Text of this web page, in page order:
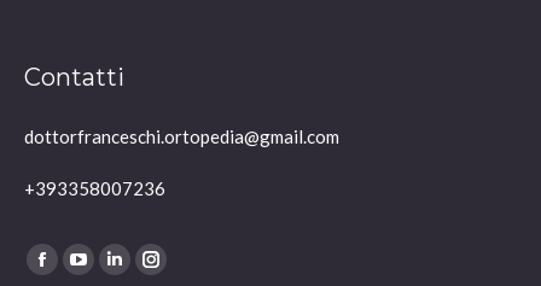
Contatti
dottorfranceschi.ortopedia@gmail.com
+393358007236
Ci puoi trovare su:
Facebook
YouTube
LinkedinInstagram